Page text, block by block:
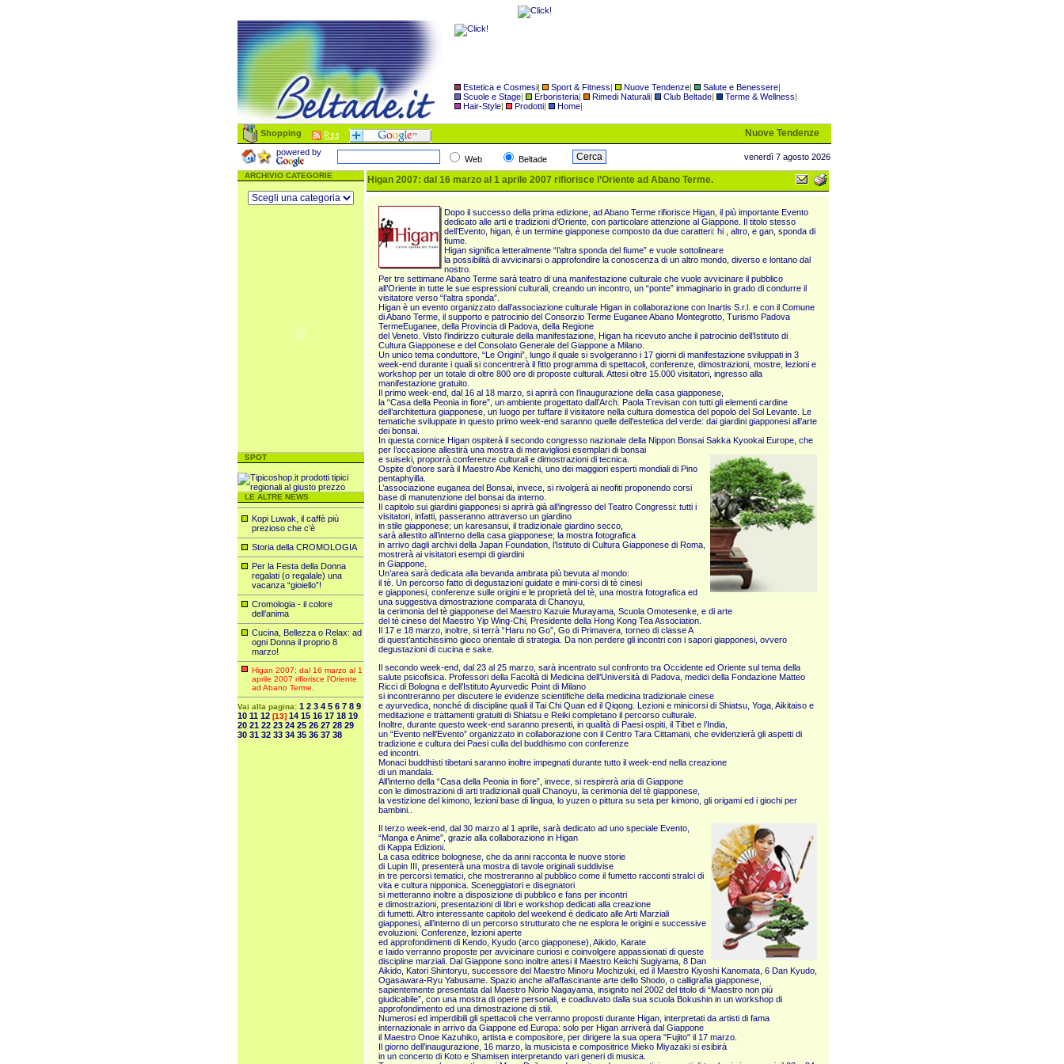
Estetica e Cosmesi| Sport & Fitness| Nuove Tendenze| Salute e Benessere|
Scuole e Stage| Erboristeria| Rimedi Naturali| Club Beltade| Terme & Wellness|
Hair-Style| Prodotti| Home|
Shopping Nuove Tendenze
powered by
Web Beltade venerdì 7 agosto 2026
ARCHIVIO CATEGORIE
SPOT
LE ALTRE NEWS
Kopi Luwak, il caffè più
prezioso che c’è
Storia della CROMOLOGIA
Per la Festa della Donna
regalati (o regalale) una
vacanza “gioiello”!
Cromologia - il colore
dell’anima
Cucina, Bellezza o Relax: ad
ogni Donna il proprio 8
marzo!
Higan 2007: dal 16 marzo al 1
aprile 2007 rifiorisce l’Oriente
ad Abano Terme.
Vai alla pagina: 1 2 3 4 5 6 7 8 9
10 11 12 [13] 14 15 16 17 18 19
20 21 22 23 24 25 26 27 28 29
30 31 32 33 34 35 36 37 38
Higan 2007: dal 16 marzo al 1 aprile 2007 rifiorisce l’Oriente ad Abano Terme.
Dopo il successo della prima edizione, ad Abano Terme rifiorisce Higan, il più importante Evento
dedicato alle arti e tradizioni d’Oriente, con particolare attenzione al Giappone. Il titolo stesso
dell’Evento, higan, è un termine giapponese composto da due caratteri: hi , altro, e gan, sponda di
fiume.
Higan significa letteralmente “l’altra sponda del fiume” e vuole sottolineare
la possibilità di avvicinarsi o approfondire la conoscenza di un altro mondo, diverso e lontano dal
nostro.
Per tre settimane Abano Terme sarà teatro di una manifestazione culturale che vuole avvicinare il pubblico
all’Oriente in tutte le sue espressioni culturali, creando un incontro, un “ponte” immaginario in grado di condurre il
visitatore verso “l’altra sponda”.
Higan è un evento organizzato dall’associazione culturale Higan in collaborazione con Inartis S.r.l. e con il Comune
di Abano Terme, il supporto e patrocinio del Consorzio Terme Euganee Abano Montegrotto, Turismo Padova
TermeEuganee, della Provincia di Padova, della Regione
del Veneto. Visto l’indirizzo culturale della manifestazione, Higan ha ricevuto anche il patrocinio dell’Istituto di
Cultura Giapponese e del Consolato Generale del Giappone a Milano.
Un unico tema conduttore, “Le Origini”, lungo il quale si svolgeranno i 17 giorni di manifestazione sviluppati in 3
week-end durante i quali si concentrerà il fitto programma di spettacoli, conferenze, dimostrazioni, mostre, lezioni e
workshop per un totale di oltre 800 ore di proposte culturali. Attesi oltre 15.000 visitatori, ingresso alla
manifestazione gratuito.
Il primo week-end, dal 16 al 18 marzo, si aprirà con l’inaugurazione della casa giapponese,
la “Casa della Peonia in fiore”, un ambiente progettato dall’Arch. Paola Trevisan con tutti gli elementi cardine
dell’architettura giapponese, un luogo per tuffare il visitatore nella cultura domestica del popolo del Sol Levante. Le
tematiche sviluppate in questo primo week-end saranno quelle dell’estetica del verde: dai giardini giapponesi all’arte
dei bonsai.
In questa cornice Higan ospiterà il secondo congresso nazionale della Nippon Bonsai Sakka Kyookai Europe, che
per l’occasione allestirà una mostra di meravigliosi esemplari di bonsai
e suiseki, proporrà conferenze culturali e dimostrazioni di tecnica.
Ospite d’onore sarà il Maestro Abe Kenichi, uno dei maggiori esperti mondiali di Pino
pentaphyilla.
L’associazione euganea del Bonsai, invece, si rivolgerà ai neofiti proponendo corsi
base di manutenzione del bonsai da interno.
Il capitolo sui giardini giapponesi si aprirà già all’ingresso del Teatro Congressi: tutti i
visitatori, infatti, passeranno attraverso un giardino
in stile giapponese; un karesansui, il tradizionale giardino secco,
sarà allestito all’interno della casa giapponese; la mostra fotografica
in arrivo dagli archivi della Japan Foundation, l’Istituto di Cultura Giapponese di Roma,
mostrerà ai visitatori esempi di giardini
in Giappone.
Un’area sarà dedicata alla bevanda ambrata più bevuta al mondo:
il tè. Un percorso fatto di degustazioni guidate e mini-corsi di tè cinesi
e giapponesi, conferenze sulle origini e le proprietà del tè, una mostra fotografica ed
una suggestiva dimostrazione comparata di Chanoyu,
la cerimonia del tè giapponese del Maestro Kazuie Murayama, Scuola Omotesenke, e di arte
del tè cinese del Maestro Yip Wing-Chi, Presidente della Hong Kong Tea Association.
Il 17 e 18 marzo, inoltre, si terrà “Haru no Go”, Go di Primavera, torneo di classe A
di quest’antichissimo gioco orientale di strategia. Da non perdere gli incontri con i sapori giapponesi, ovvero
degustazioni di cucina e sake.
Il secondo week-end, dal 23 al 25 marzo, sarà incentrato sul confronto tra Occidente ed Oriente sul tema della
salute psicofisica. Professori della Facoltà di Medicina dell’Università di Padova, medici della Fondazione Matteo
Ricci di Bologna e dell’Istituto Ayurvedic Point di Milano
si incontreranno per discutere le evidenze scientifiche della medicina tradizionale cinese
e ayurvedica, nonché di discipline quali il Tai Chi Quan ed il Qiqong. Lezioni e minicorsi di Shiatsu, Yoga, Aikitaiso e
meditazione e trattamenti gratuiti di Shiatsu e Reiki completano il percorso culturale.
Inoltre, durante questo week-end saranno presenti, in qualità di Paesi ospiti, il Tibet e l’India,
un “Evento nell’Evento” organizzato in collaborazione con il Centro Tara Cittamani, che evidenzierà gli aspetti di
tradizione e cultura dei Paesi culla del buddhismo con conferenze
ed incontri.
Monaci buddhisti tibetani saranno inoltre impegnati durante tutto il week-end nella creazione
di un mandala.
All’interno della “Casa della Peonia in fiore”, invece, si respirerà aria di Giappone
con le dimostrazioni di arti tradizionali quali Chanoyu, la cerimonia del tè giapponese,
la vestizione del kimono, lezioni base di lingua, lo yuzen o pittura su seta per kimono, gli origami ed i giochi per
bambini..
Il terzo week-end, dal 30 marzo al 1 aprile, sarà dedicato ad uno speciale Evento,
“Manga e Anime”, grazie alla collaborazione in Higan
di Kappa Edizioni.
La casa editrice bolognese, che da anni racconta le nuove storie
di Lupin III, presenterà una mostra di tavole originali suddivise
in tre percorsi tematici, che mostreranno al pubblico come il fumetto racconti stralci di
vita e cultura nipponica. Sceneggiatori e disegnatori
si metteranno inoltre a disposizione di pubblico e fans per incontri
e dimostrazioni, presentazioni di libri e workshop dedicati alla creazione
di fumetti. Altro interessante capitolo del weekend è dedicato alle Arti Marziali
giapponesi, all’interno di un percorso strutturato che ne esplora le origini e successive
evoluzioni. Conferenze, lezioni aperte
ed approfondimenti di Kendo, Kyudo (arco giapponese), Aikido, Karate
e Iaido verranno proposte per avvicinare curiosi e coinvolgere appassionati di queste
discipline marziali. Dal Giappone sono inoltre attesi il Maestro Keiichi Sugiyama, 8 Dan
Aikido, Katori Shintoryu, successore del Maestro Minoru Mochizuki, ed il Maestro Kiyoshi Kanomata, 6 Dan Kyudo,
Ogasawara-Ryu Yabusame. Spazio anche all’affascinante arte dello Shodo, o calligrafia giapponese,
sapientemente presentata dal Maestro Norio Nagayama, insignito nel 2002 del titolo di “Maestro non più
giudicabile”, con una mostra di opere personali, e coadiuvato dalla sua scuola Bokushin in un workshop di
approfondimento ed una dimostrazione di stili.
Numerosi ed imperdibili gli spettacoli che verranno proposti durante Higan, interpretati da artisti di fama
internazionale in arrivo da Giappone ed Europa: solo per Higan arriverà dal Giappone
il Maestro Onoe Kazuhiko, artista e compositore, per dirigere la sua opera "Fujito" il 17 marzo.
Il giorno dell’inaugurazione, 16 marzo, la musicista e compositrice Mieko Miyazaki si esibirà
in un concerto di Koto e Shamisen interpretando vari generi di musica.